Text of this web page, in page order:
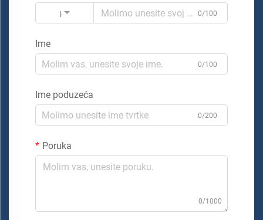
Kod
0/100
Ime
0/100
Ime poduzeća
0/200
Poruka
0/1000